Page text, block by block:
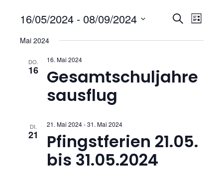
V
e
r
a
s
t
S
C
E
V
e
a
a
L
E
16/05/2024 - 08/09/2024
a
Mai 2024
DO.
16
16. Mai 2024
Gesamtschuljahre
sausflug
DI.
21
21. Mai 2024-31. Mai 2024
Pfingstferien 21.05.
bis 31.05.2024